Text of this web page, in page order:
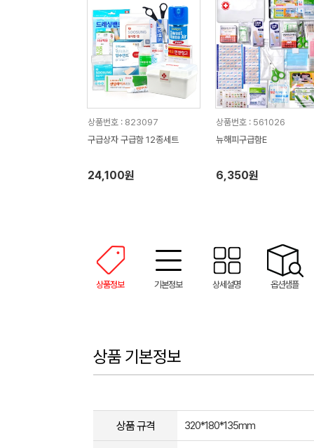
상품번호 : 823097
구급상자 구급함 12종세트
24,100원
상품번호 : 561026
뉴해피구급함E
6,350원
상품정보 기본정보 상세설명 옵션샘플
상품 기본정보
상품 규격 320*180*135mm